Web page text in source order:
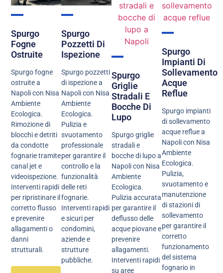
Spurgo
Fogne
Ostruite
Spurgo fogne
ostruite a
Napoli con Nisa
Ambiente
Ecologica.
Rimozione di
blocchi e detriti
da condotte
fognarie tramite
canal jet e
videoispezione.
Interventi rapidi
per ripristinare il
corretto flusso
e prevenire
allagamenti o
danni
strutturali.
Spurgo
Pozzetti Di
Ispezione
Spurgo pozzetti
di ispezione a
Napoli con Nisa
Ambiente
Ecologica.
Pulizia e
svuotamento
professionale
per garantire il
controllo e la
funzionalità
delle reti
fognarie.
Interventi rapidi
e sicuri per
condomini,
aziende e
strutture
pubbliche.
Spurgo
Griglie
Stradali E
Bocche Di
Lupo
Spurgo griglie
stradali e
bocche di lupo a
Napoli con Nisa
Ambiente
Ecologica.
Pulizia accurata
per garantire il
deflusso delle
acque piovane e
prevenire
allagamenti.
Interventi rapidi
su aree
Spurgo
Impianti Di
Sollevamento
Acque
Reflue
Spurgo impianti
di sollevamento
acque reflue a
Napoli con Nisa
Ambiente
Ecologica.
Pulizia,
svuotamento e
manutenzione
di stazioni di
sollevamento
per garantire il
corretto
funzionamento
del sistema
fognario in